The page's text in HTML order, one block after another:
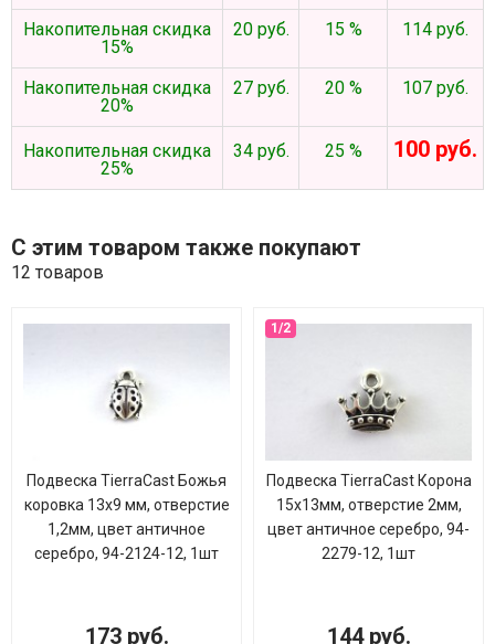
Накопительная скидка
15%
20 руб. 15 % 114 руб.
Накопительная скидка
20%
27 руб. 20 % 107 руб.
Накопительная скидка
25%
34 руб. 25 % 100 руб.
С этим товаром также покупают
12 товаров
Подвеска TierraCast Божья
коровка 13х9 мм, отверстие
1,2мм, цвет античное
серебро, 94-2124-12, 1шт
173 руб.
Подвеска TierraCast Корона
15х13мм, отверстие 2мм,
цвет античное серебро, 94-
2279-12, 1шт
144 руб.